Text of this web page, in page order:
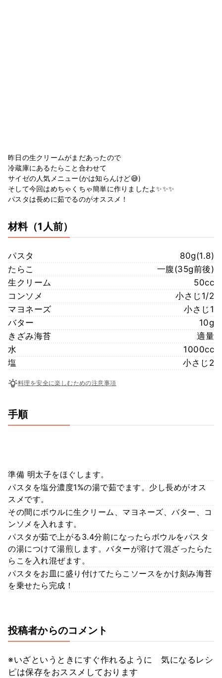
昨日の生クリームがまだあったので
冷蔵庫にあるたらこと合わせて
サイゼの人気メニュー(かは知らんけど😅)
そして今回はめちゃくちゃ簡単に作りましたよ✨✨✨
パスタは長めに茹でるのがオススメ！
材料（1人前）
パスタ
80g(1.8)
たらこ
一腹(35g前後)
生クリーム
50cc
コンソメ
小さじ1/2
マヨネーズ
小さじ1
バター
10g
きざみ海苔
適量
水
1000cc
塩
小さじ2
料理を安全に楽しむための注意事項
手順
準備 明太子をほぐします。
パスタを塩分濃度1%の湯で茹でます。少し長めがオス
スメです。
その間にボウルに生クリーム、マヨネーズ、バター、コ
ンソメを入れます。
パスタが茹で上がる3.4分前になったらボウルをパスタ
の湯につけて湯煎します。バターが溶けて混ざったらた
らこを入れ混ぜます。
パスタをお皿に盛り付けてたらこソースをかけ刻み海苔
を乗せたら完成！
投稿者からのコメント
※いざというときにすぐ作れるように 気になるレシ
ピは保存をおススメしております